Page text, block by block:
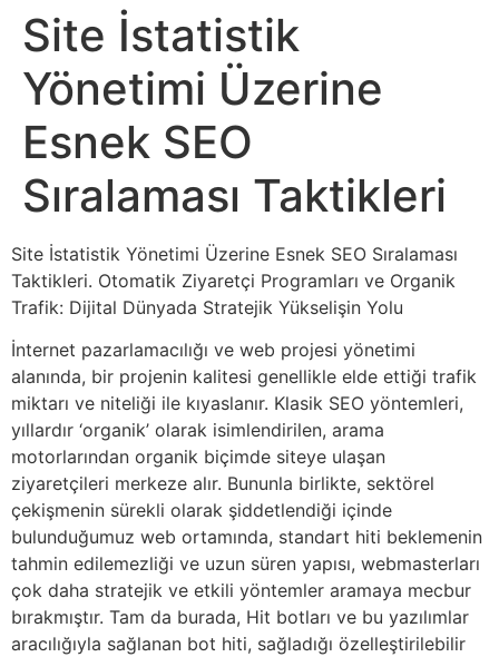
Site İstatistik
Yönetimi Üzerine
Esnek SEO
Sıralaması Taktikleri
Site İstatistik Yönetimi Üzerine Esnek SEO Sıralaması
Taktikleri. Otomatik Ziyaretçi Programları ve Organik
Trafik: Dijital Dünyada Stratejik Yükselişin Yolu
İnternet pazarlamacılığı ve web projesi yönetimi
alanında, bir projenin kalitesi genellikle elde ettiği trafik
miktarı ve niteliği ile kıyaslanır. Klasik SEO yöntemleri,
yıllardır ‘organik’ olarak isimlendirilen, arama
motorlarından organik biçimde siteye ulaşan
ziyaretçileri merkeze alır. Bununla birlikte, sektörel
çekişmenin sürekli olarak şiddetlendiği içinde
bulunduğumuz web ortamında, standart hiti beklemenin
tahmin edilemezliği ve uzun süren yapısı, webmasterları
çok daha stratejik ve etkili yöntemler aramaya mecbur
bırakmıştır. Tam da burada, Hit botları ve bu yazılımlar
aracılığıyla sağlanan bot hiti, sağladığı özelleştirilebilir